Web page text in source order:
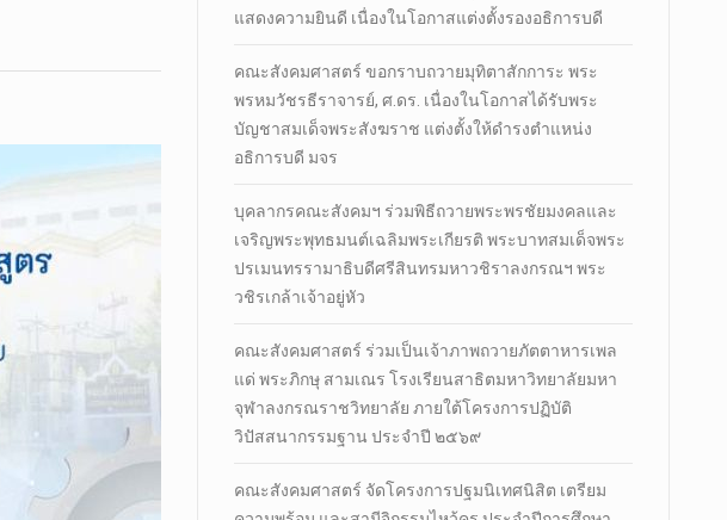
แสดงความยินดี เนื่องในโอกาสแต่งตั้งรองอธิการบดี
คณะสังคมศาสตร์ ขอกราบถวายมุทิตาสักการะ พระ
พรหมวัชรธีราจารย์, ศ.ดร. เนื่องในโอกาสได้รับพระ
บัญชาสมเด็จพระสังฆราช แต่งตั้งให้ดำรงตำแหน่ง
อธิการบดี มจร
บุคลากรคณะสังคมฯ ร่วมพิธีถวายพระพรชัยมงคลและ
เจริญพระพุทธมนต์เฉลิมพระเกียรติ พระบาทสมเด็จพระ
ปรเมนทรรามาธิบดีศรีสินทรมหาวชิราลงกรณฯ พระ
วชิรเกล้าเจ้าอยู่หัว
คณะสังคมศาสตร์ ร่วมเป็นเจ้าภาพถวายภัตตาหารเพล
แด่ พระภิกษุ สามเณร โรงเรียนสาธิตมหาวิทยาลัยมหา
จุฬาลงกรณราชวิทยาลัย ภายใต้โครงการปฏิบัติ
วิปัสสนากรรมฐาน ประจำปี ๒๕๖๙
คณะสังคมศาสตร์ จัดโครงการปฐมนิเทศนิสิต เตรียม